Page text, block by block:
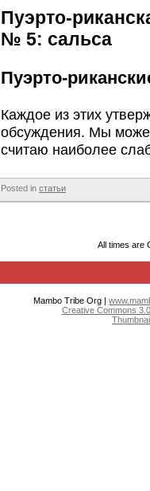
Пуэрто-
№ 5: сальса
Пуэрто-
Каждое из этих
обсуждения. Мы
считаю наиболее
Posted in статьи
All times are
Mambo Tribe Org |
Creative Commons